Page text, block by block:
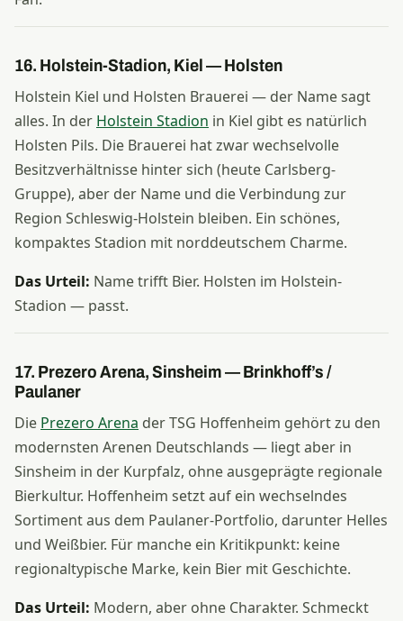
16. Holstein-Stadion, Kiel — Holsten
Holstein Kiel und Holsten Brauerei — der Name sagt
alles. In der Holstein Stadion in Kiel gibt es natürlich
Holsten Pils. Die Brauerei hat zwar wechselvolle
Besitzverhältnisse hinter sich (heute Carlsberg-
Gruppe), aber der Name und die Verbindung zur
Region Schleswig-Holstein bleiben. Ein schönes,
kompaktes Stadion mit norddeutschem Charme.
Das Urteil: Name trifft Bier. Holsten im Holstein-
Stadion — passt.
17. Prezero Arena, Sinsheim — Brinkhoff’s /
Paulaner
Die Prezero Arena der TSG Hoffenheim gehört zu den
modernsten Arenen Deutschlands — liegt aber in
Sinsheim in der Kurpfalz, ohne ausgeprägte regionale
Bierkultur. Hoffenheim setzt auf ein wechselndes
Sortiment aus dem Paulaner-Portfolio, darunter Helles
und Weißbier. Für manche ein Kritikpunkt: keine
regionaltypische Marke, kein Bier mit Geschichte.
Das Urteil: Modern, aber ohne Charakter. Schmeckt